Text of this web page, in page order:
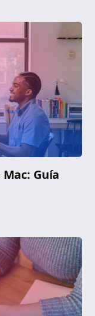
Guía